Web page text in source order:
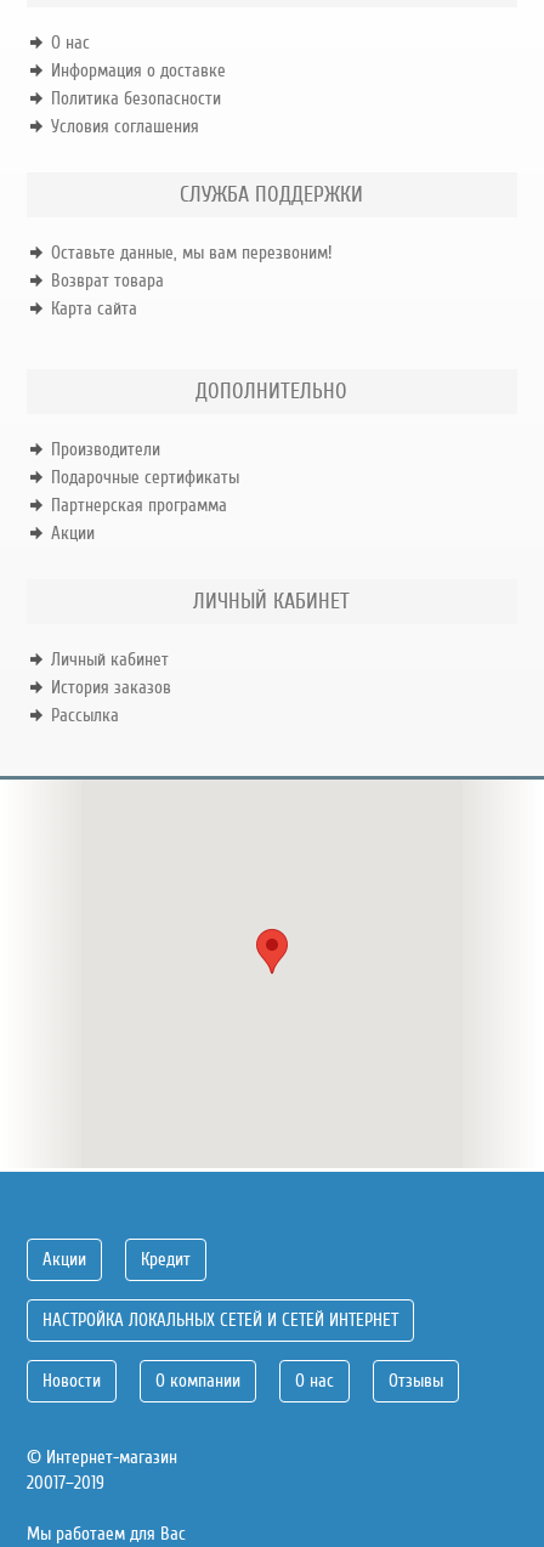
О нас
Информация о доставке
Политика безопасности
Условия соглашения
СЛУЖБА ПОДДЕРЖКИ
Оставьте данные, мы вам перезвоним!
Возврат товара
Карта сайта
ДОПОЛНИТЕЛЬНО
Производители
Подарочные сертификаты
Партнерская программа
Акции
ЛИЧНЫЙ КАБИНЕТ
Личный кабинет
История заказов
Рассылка
Акции Кредит
НАСТРОЙКА ЛОКАЛЬНЫХ СЕТЕЙ И СЕТЕЙ ИНТЕРНЕТ
Новости О компании О нас Отзывы
© Интернет-магазин
20017–2019
Мы работаем для Вас